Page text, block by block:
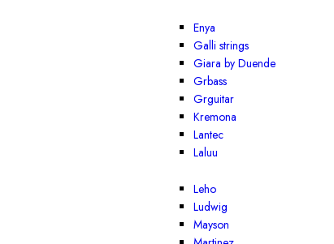
Enya
Galli strings
Giara by Duende
Grbass
Grguitar
Kremona
Lantec
Laluu
Leho
Ludwig
Mayson